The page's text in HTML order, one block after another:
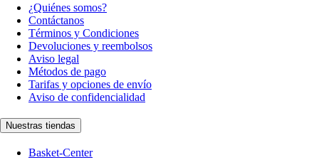
¿Quiénes somos?
Contáctanos
Términos y Condiciones
Devoluciones y reembolsos
Aviso legal
Métodos de pago
Tarifas y opciones de envío
Aviso de confidencialidad
Nuestras tiendas
Basket-Center